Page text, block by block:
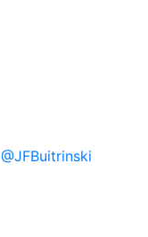
@JFBuitrinski